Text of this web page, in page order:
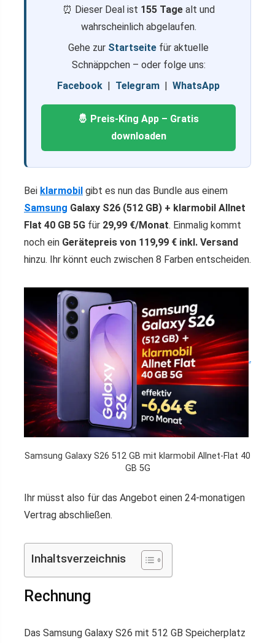
⏰ Dieser Deal ist 155 Tagealt und
wahrscheinlich abgelaufen.
Gehe zur Startseite für aktuelle
Schnäppchen – oder folge uns:
Facebook | Telegram | WhatsApp
🤴 Preis-King App – Gratis
downloaden
Bei klarmobil gibt es nun das Bundle aus einem
Samsung Galaxy S26 (512 GB) + klarmobil Allnet
Flat 40 GB 5G für 29,99 €/Monat. Einmalig kommt
noch ein Gerätepreis von 119,99 € inkl. Versand
hinzu. Ihr könnt euch zwischen 8 Farben entscheiden.
Samsung Galaxy S26 512 GB mit klarmobil Allnet-Flat 40
GB 5G
Ihr müsst also für das Angebot einen 24-monatigen
Vertrag abschließen.
Inhaltsverzeichnis
Rechnung
Das Samsung Galaxy S26 mit 512 GB Speicherplatz